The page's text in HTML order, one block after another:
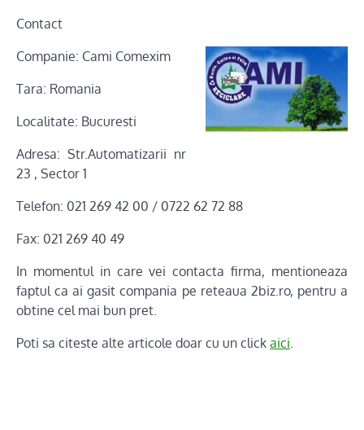
Contact
Companie: Cami Comexim
Tara: Romania
Localitate: Bucuresti
Adresa: Str.Automatizarii nr
23 , Sector 1
Telefon: 021 269 42 00 / 0722 62 72 88
Fax: 021 269 40 49
In momentul in care vei contacta firma, mentioneaza
faptul ca ai gasit compania pe reteaua 2biz.ro, pentru a
obtine cel mai bun pret.
Poti sa citeste alte articole doar cu un click aici.